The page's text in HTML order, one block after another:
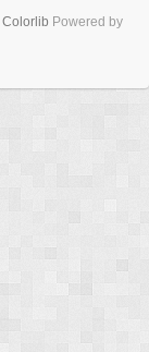
Colorlib Powered by